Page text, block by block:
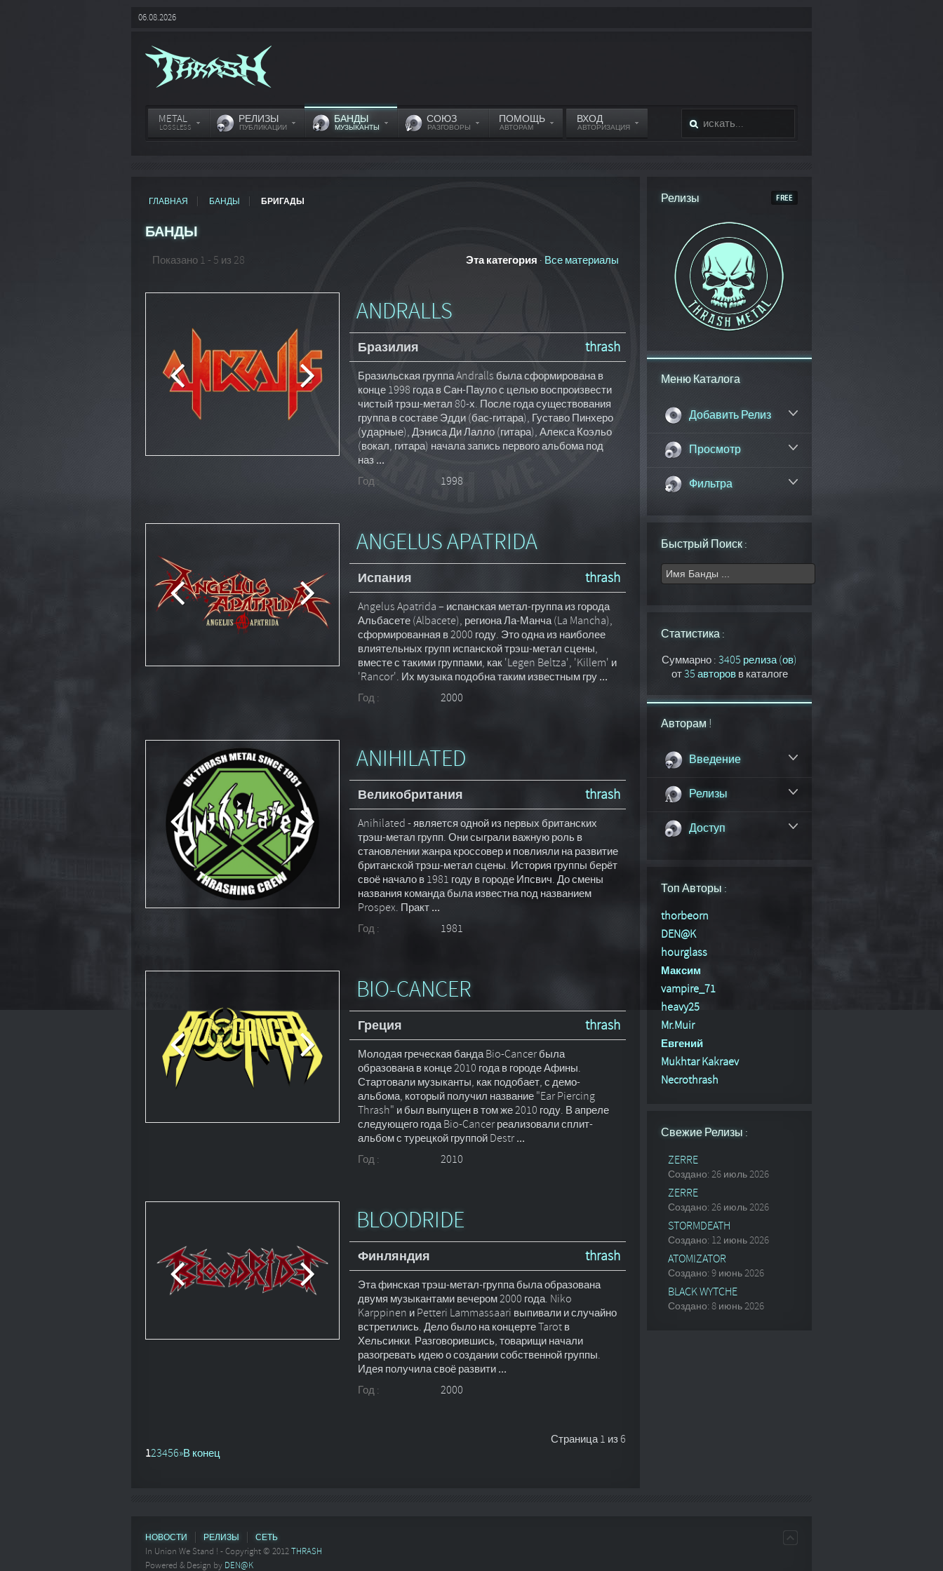
06.08.2026
METAL
LOSSLESS
РЕЛИЗЫ
ПУБЛИКАЦИИ
БАНДЫ
МУЗЫКАНТЫ
СОЮЗ
РАЗГОВОРЫ
ПОМОЩЬ
АВТОРАМ
ВХОД
АВТОРИЗАЦИЯ
ГЛАВНАЯ БАНДЫ БРИГАДЫ
БАНДЫ
Показано 1 - 5 из 28 Эта категория · Все материалы
ANDRALLS
Бразилия thrash
Бразильская группа Andralls была сформирована в
конце 1998 года в Сан-Пауло с целью воспроизвести
чистый трэш-метал 80-х. После года существования
группа в составе Эдди (бас-гитара), Густаво Пинхеро
(ударные), Дэниса Ди Лалло (гитара), Алекса Коэльо
(вокал, гитара) начала запись первого альбома под
наз ...
Год :
1998
ANGELUS APATRIDA
Испания thrash
Angelus Apatrida – испанская метал-группа из города
Альбасете (Albacete), региона Ла-Манча (La Mancha),
сформированная в 2000 году. Это одна из наиболее
влиятельных групп испанской трэш-метал сцены,
вместе с такими группами, как 'Legen Beltza', 'Killem' и
'Rancor'. Их музыка подобна таким известным гру ...
Год :
2000
ANIHILATED
Великобритания thrash
Anihilated - является одной из первых британских
трэш-метал групп. Они сыграли важную роль в
становлении жанра кроссовер и повлияли на развитие
британской трэш-метал сцены. История группы берёт
своё начало в 1981 году в городе Ипсвич. До смены
названия команда была известна под названием
Prospex. Практ ...
Год :
1981
BIO-CANCER
Греция thrash
Молодая греческая банда Bio-Cancer была
образована в конце 2010 года в городе Афины.
Стартовали музыканты, как подобает, с демо-
альбома, который получил название "Ear Piercing
Thrash" и был выпущен в том же 2010 году. В апреле
следующего года Bio-Cancer реализовали сплит-
альбом с турецкой группой Destr ...
Год :
2010
BLOODRIDE
Финляндия thrash
Эта финская трэш-метал-группа была образована
двумя музыкантами вечером 2000 года. Niko
Karppinen и Petteri Lammassaari выпивали и случайно
встретились. Дело было на концерте Tarot в
Хельсинки. Разговорившись, товарищи начали
разогревать идею о создании собственной группы.
Идея получила своё развити ...
Год :
2000
Страница 1 из 6
123456»В конец
Релизы
Меню Каталога
Добавить Релиз
Просмотр
Фильтра
Быстрый Поиск :
Статистика :
Суммарно : 3405 релиза (ов)
от35 авторовв каталоге
Авторам !
Введение
Релизы
Доступ
Топ Авторы :
thorbeorn
DEN@K
hourglass
Максим
vampire_71
heavy25
Mr.Muir
Евгений
Mukhtar Kakraev
Necrothrash
Свежие Релизы :
ZERRE
Создано: 26 июль 2026
ZERRE
Создано: 26 июль 2026
STORMDEATH
Создано: 12 июнь 2026
ATOMIZATOR
Создано: 9 июнь 2026
BLACK WYTCHE
Создано: 8 июнь 2026
НОВОСТИ РЕЛИЗЫ
СЕТЬ
In Union We Stand ! - Copyright © 2012 THRASH
Powered & Design by DEN@K